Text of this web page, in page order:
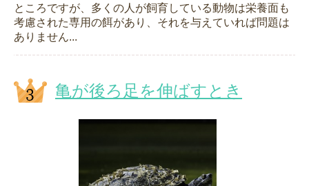
ところですが、多くの人が飼育している動物は栄養面も
考慮された専用の餌があり、それを与えていれば問題は
ありません...
亀が後ろ足を伸ばすとき